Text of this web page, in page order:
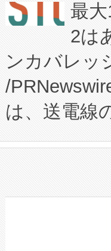
患者にとっ
のアクセ
Fully-
プログラム
に関する技
構造化トレ
上げおよ
設備整備
加組織は
選定され
President
ードする
ーエネルギ
た。
定、統合、
安全性を追
増加して
る電力網
事業者の
系統連系
最
2は
ンカバレッ
/
は、送電線
や穀物倉庫
リューシ
したAvia 2
狭視野の
ケーブル